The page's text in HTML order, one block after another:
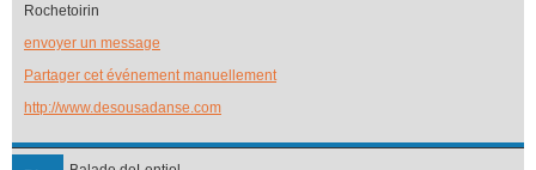
Rochetoirin
envoyer un message
Partager cet événement manuellement
http://www.desousadanse.com